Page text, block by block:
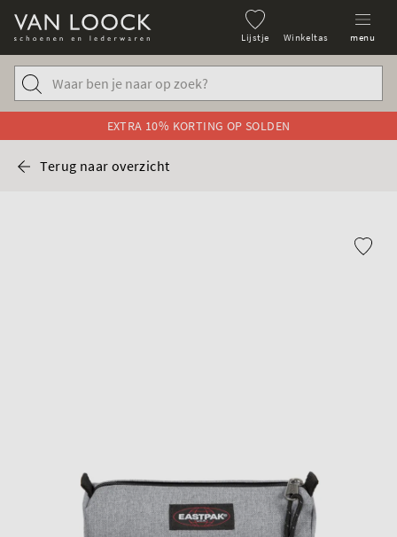
Lijstje Winkeltas menu
EXTRA 10% KORTING OP SOLDEN
Terug naar overzicht